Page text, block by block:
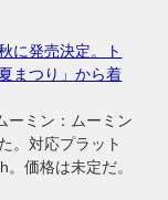
に発売決定。ト
まつり」から着
ミン：ムーミン
。対応プラット
価格は未定だ。